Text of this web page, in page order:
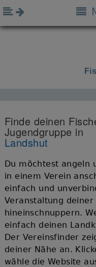
Finde deinen
Jugendgruppe in
Landshut
Du möchtest angeln
in einem Verein
einfach und
Veranstaltung deiner
hineinschnuppern.
einfach deinen
Der Vereinsfinder
deiner Nähe an.
wähle die Website